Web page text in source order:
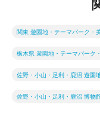
関東 遊園地・テーマパーク・
栃木県 遊園地・テーマパーク
佐野・小山・足利・鹿沼 遊園
佐野・小山・足利・鹿沼 博物